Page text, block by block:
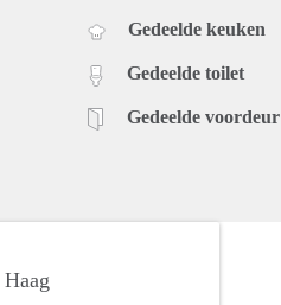
Gedeelde keuken
Gedeelde toilet
Gedeelde voordeur